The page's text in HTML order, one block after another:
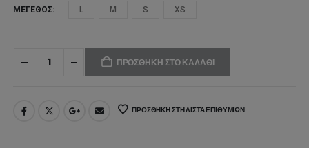
ΜΈΓΕΘΟΣ L M S XS
ΠΡΟΣΘΉΚΗ ΣΤΟ ΚΑΛΆΘΙ
ΠΡΟΣΘΉΚΗ ΣΤΗ ΛΊΣΤΑ ΕΠΙΘΥΜΙΏΝ